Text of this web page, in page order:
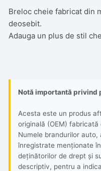
Breloc cheie fabricat din
deosebit.
Adauga un plus de stil
Notă importantă privind
Acesta este un produs
originală (OEM)
Numele brandurilor
înregistrate menționate
deținătorilor de drept și
descriptiv, pentru a